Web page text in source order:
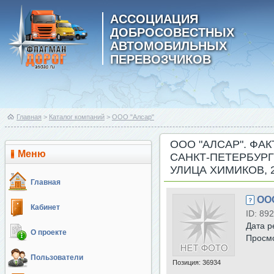
АССОЦИАЦИЯ
ДОБРОСОВЕСТНЫХ
АВТОМОБИЛЬНЫХ
ПЕРЕВОЗЧИКОВ
Главная > Каталог компаний > ООО "Алсар"
Меню
Главная
Кабинет
О проекте
Пользователи
ООО "АЛСАР".
САНКТ-
УЛИЦА ХИМИКОВ,
Позиция: 36934
ID: 892
Дата